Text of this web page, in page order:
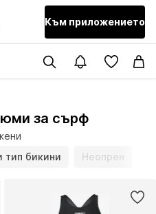
Към приложението
за сърф
тип бикини Неопрен